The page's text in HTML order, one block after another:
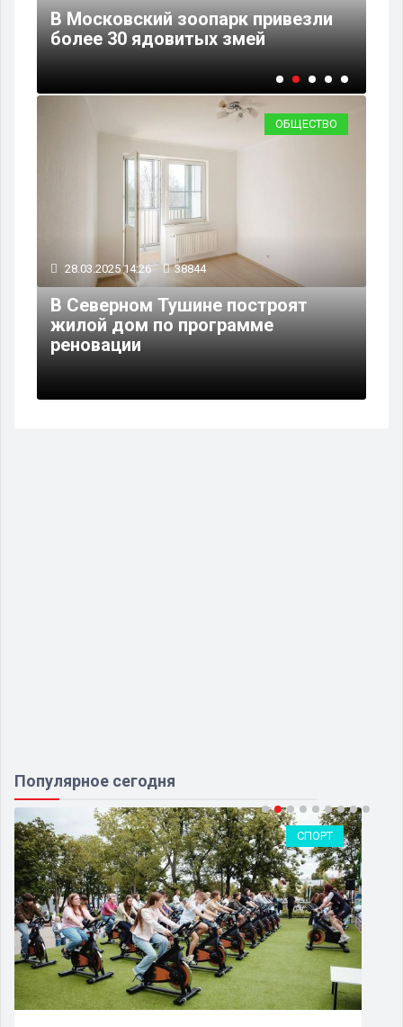
В Московский зоопарк привезли
более 30 ядовитых змей
ОБЩЕСТВО
28.03.2025 14:26 38844
В Северном Тушине построят
жилой дом по программе
реновации
Популярное сегодня
СПОРТ